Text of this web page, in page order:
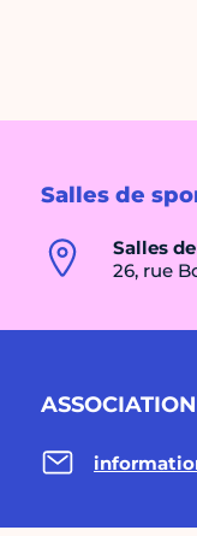
Salles de
Salles
26, rue